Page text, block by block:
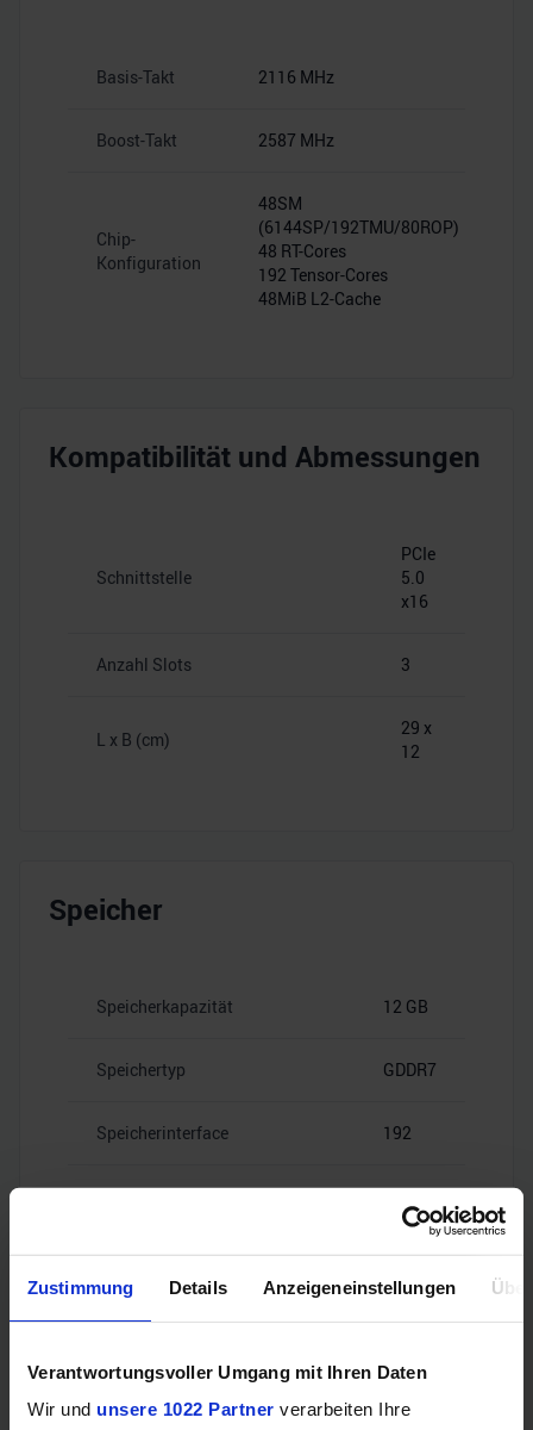
Zustimmung Details Anzeigeneinstellungen
Verantwortungsvoller Umgang mit Ihren Daten
Wir und unsere 1022 Partner verarbeiten Ihre
Basis-Takt 2116 MHz
Boost-Takt 2587 MHz
Chip-
Konfiguration
48SM
(6144SP/192TMU/80ROP)
48 RT-Cores
192 Tensor-Cores
48MiB L2-Cache
Kompatibilität und Abmessungen
Schnittstelle
PCIe
5.0
x16
Anzahl Slots 3
L x B (cm)
29 x
12
Speicher
Speicherkapazität 12 GB
Speichertyp GDDR7
Speicherinterface 192
28
Gbps
Videoanschlüsse